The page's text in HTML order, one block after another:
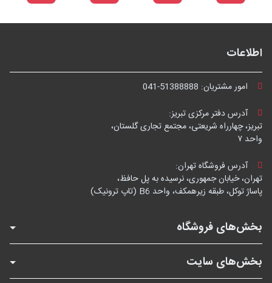
اطلاعات
امور مشتریان: 041-51388888
آدرس دفتر مرکزی تبریز:
تبریز، چهارراه شریعتی، مجتمع تجاری گلستان،
واحد ۷
آدرس فروشگاه تهران:
تهران، خیابان جمهوری، نرسیده به پل حافظ،
پاساژ توکل، طبقه زیرهمکف، واحد B6 (تاپ ترونیک)
بخش‌های فروشگاه
بخش‌های سایت